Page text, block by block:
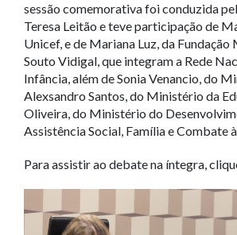
sessão comemorativa foi conduzida
Teresa Leitão e teve participação de
Unicef, e de Mariana Luz, da
Souto Vidigal, que integram a Rede
Infância, além de Sonia Venancio, do
Alexsandro Santos, do Ministério da
Oliveira, do Ministério do
Assistência Social, Família e Combate
Para assistir ao debate na íntegra,